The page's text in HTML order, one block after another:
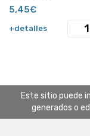
5,45€
+detalles
Este sitio puede
generados o